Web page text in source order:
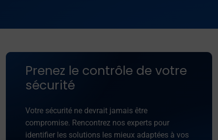
Prenez le contrôle de votre
sécurité
Votre sécurité ne devrait jamais être
compromise. Rencontrez nos experts pour
identifier les solutions les mieux adaptées à vos